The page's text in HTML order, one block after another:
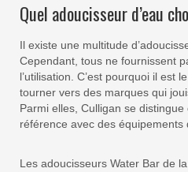
Quel adoucisseur d’eau
Il existe une multitude
Cependant, tous ne fournissent
l’utilisation. C’est pourquoi il est
tourner vers des marques qui
Parmi elles, Culligan se
référence avec des équipements
Les adoucisseurs Water Bar de